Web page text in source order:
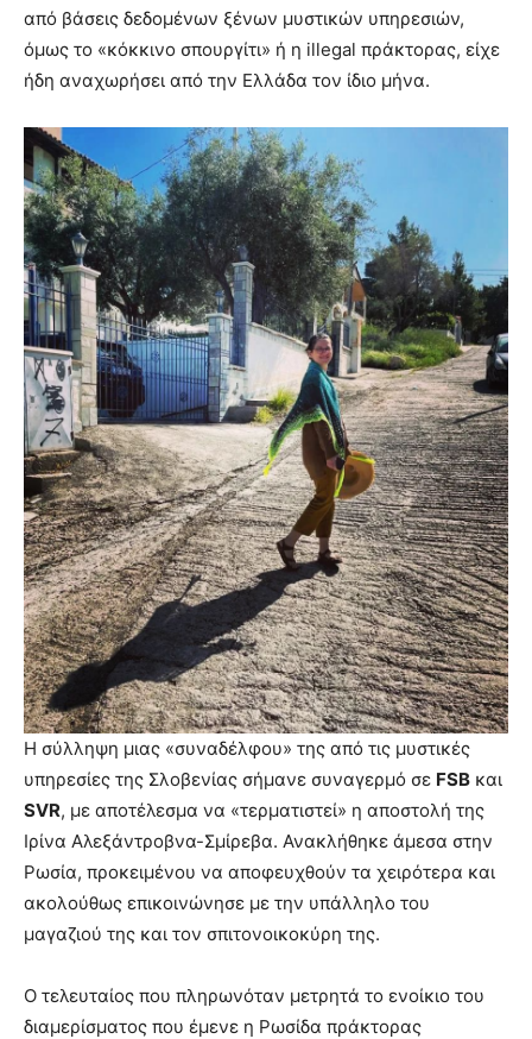
από βάσεις δεδομένων ξένων μυστικών υπηρεσιών,
όμως το «κόκκινο σπουργίτι» ή η illegal πράκτορας, είχε
ήδη αναχωρήσει από την Ελλάδα τον ίδιο μήνα.
Η σύλληψη μιας «συναδέλφου» της από τις μυστικές
υπηρεσίες της Σλοβενίας σήμανε συναγερμό σε FSB και
SVR, με αποτέλεσμα να «τερματιστεί» η αποστολή της
Ιρίνα Αλεξάντροβνα-Σμίρεβα. Ανακλήθηκε άμεσα στην
Ρωσία, προκειμένου να αποφευχθούν τα χειρότερα και
ακολούθως επικοινώνησε με την υπάλληλο του
μαγαζιού της και τον σπιτονοικοκύρη της.
Ο τελευταίος που πληρωνόταν μετρητά το ενοίκιο του
διαμερίσματος που έμενε η Ρωσίδα πράκτορας